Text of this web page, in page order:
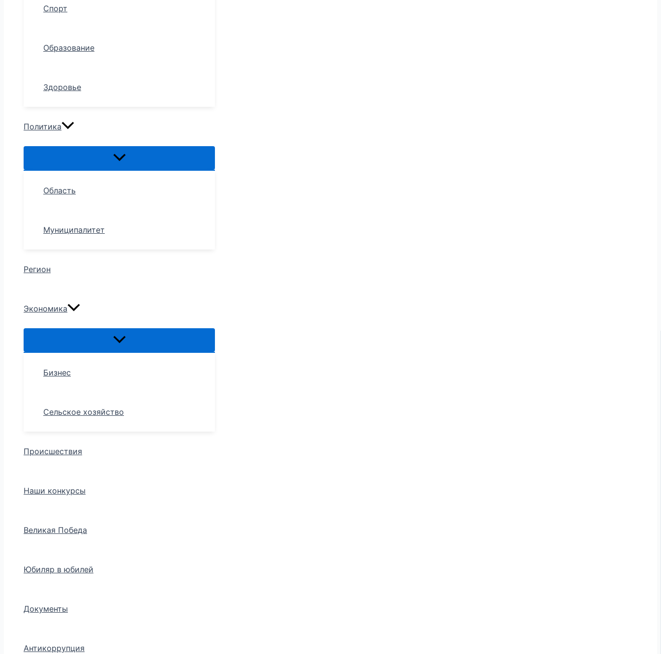
Спорт
Образование
Здоровье
Политика
Область
Муниципалитет
Регион
Экономика
Бизнес
Сельское хозяйство
Происшествия
Наши конкурсы
Великая Победа
Юбиляр в юбилей
Документы
Антикоррупция